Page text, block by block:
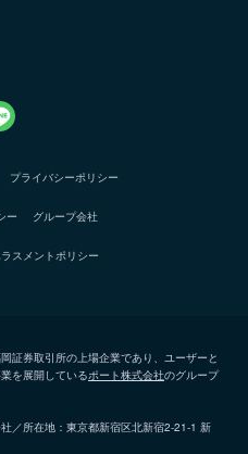
プライバシーポリシー
ー グループ会社
スメントポリシー
証券取引所の上場企業であり、ユーザーと
を展開しているポート株式会社のグループ
／所在地：東京都新宿区北新宿2-21-1 新